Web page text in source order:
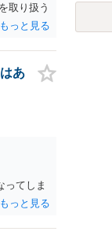
取り扱う
あ
ってしま